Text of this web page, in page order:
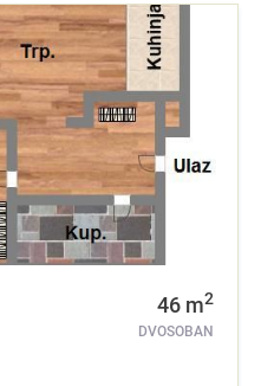
46 m2
DVOSOBAN